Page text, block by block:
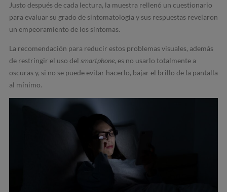
Justo después de cada lectura, la muestra rellenó un cuestionario
para evaluar su grado de sintomatología y sus respuestas revelaron
un empeoramiento de los síntomas.
La recomendación para reducir estos problemas visuales, además
de restringir el uso del smartphone, es no usarlo totalmente a
oscuras y, si no se puede evitar hacerlo, bajar el brillo de la pantalla
al mínimo.